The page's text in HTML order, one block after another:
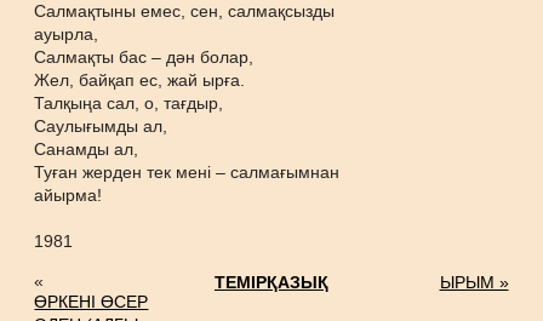
Салмақтыны емес, сен, салмақсызды
ауырла,
Салмақты бас – дән болар,
Жел, байқап ес, жай ырға.
Талқыңа сал, о, тағдыр,
Саулығымды ал,
Санамды ал,
Туған жерден тек мені – салмағымнан
айырма!
1981
«
ӨРКЕНІ ӨСЕР
ТЕМІРҚАЗЫҚ ЫРЫМ »